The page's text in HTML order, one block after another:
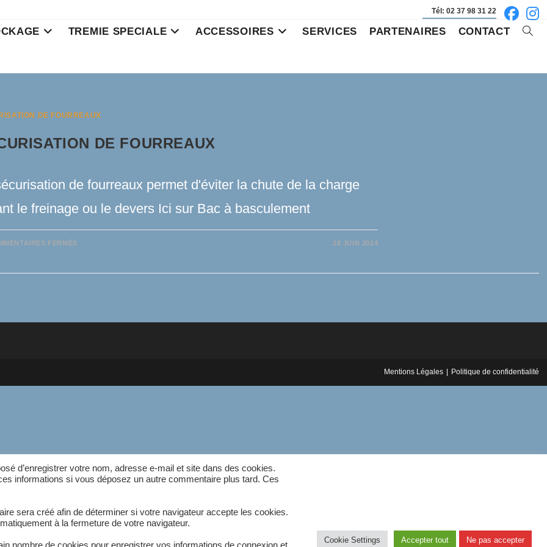
Tél: 02 37 98 31 22
TREMIE SPECIALE ACCESSOIRES SERVICES PARTENAIRES CONTACT
DE FOURREAUX
DE FOURREAUX
de fourreaux permet d'éviter la chute de la charge
le freinage ou le devers Ici sur Bac à basculement
FERMÉSSUR
28 JUIN 2024
Mentions Légales Politique de confidentialité
d’enregistrer votre nom, adresse e-mail et site dans des cookies.
informations si vous déposez un autre commentaire plus tard. Ces
sera créé afin de déterminer si votre navigateur accepte les cookies.
à la fermeture de votre navigateur.
Cookie Settings Accepter tout Ne pas accepter